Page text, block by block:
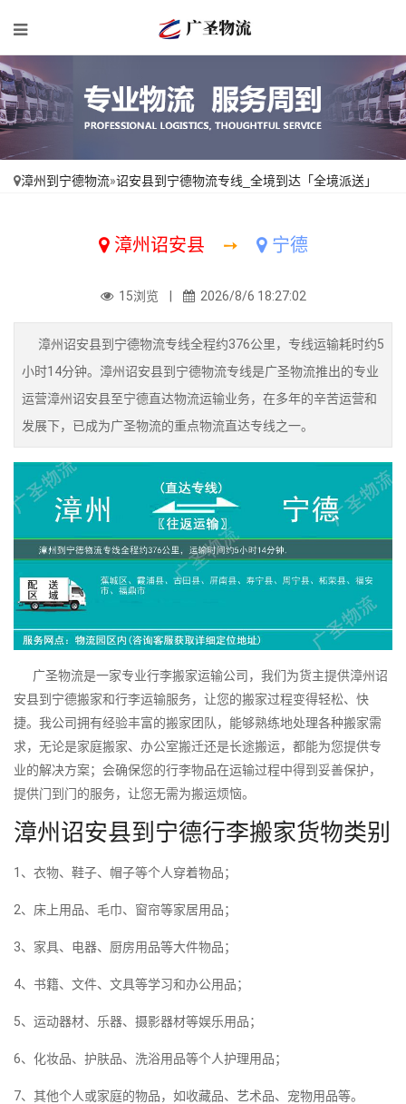
漳州到宁德物流»诏安县到宁德物流专线_全境到达「全境派送」
漳州诏安县 ➙ 宁德
15浏览 | 2026/8/6 18:27:02
漳州诏安县到宁德物流专线全程约376公里，专线运输耗时约5
小时14分钟。漳州诏安县到宁德物流专线是广圣物流推出的专业
运营漳州诏安县至宁德直达物流运输业务，在多年的辛苦运营和
发展下，已成为广圣物流的重点物流直达专线之一。
广圣物流是一家专业行李搬家运输公司，我们为货主提供漳州诏
安县到宁德搬家和行李运输服务，让您的搬家过程变得轻松、快
捷。我公司拥有经验丰富的搬家团队，能够熟练地处理各种搬家需
求，无论是家庭搬家、办公室搬迁还是长途搬运，都能为您提供专
业的解决方案；会确保您的行李物品在运输过程中得到妥善保护，
提供门到门的服务，让您无需为搬运烦恼。
漳州诏安县到宁德行李搬家货物类别
1、衣物、鞋子、帽子等个人穿着物品；
2、床上用品、毛巾、窗帘等家居用品；
3、家具、电器、厨房用品等大件物品；
4、书籍、文件、文具等学习和办公用品；
5、运动器材、乐器、摄影器材等娱乐用品；
6、化妆品、护肤品、洗浴用品等个人护理用品；
7、其他个人或家庭的物品，如收藏品、艺术品、宠物用品等。